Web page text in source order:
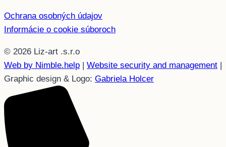
Ochrana osobných údajov
Informácie o cookie súboroch
© 2026 Liz-art .s.r.o
Web by Nimble.help | Website security and management |
Graphic design & Logo: Gabriela Holcer